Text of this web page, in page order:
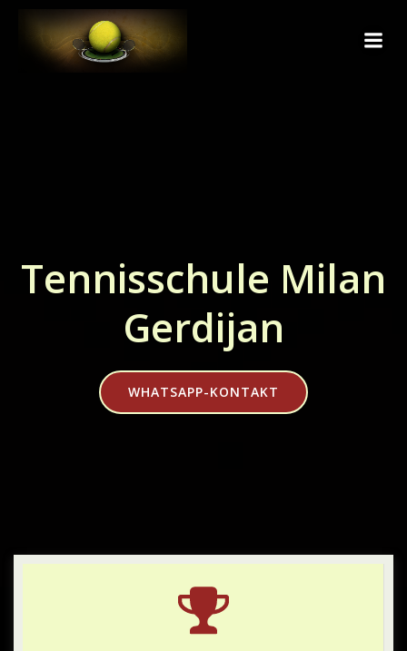
Tennisschule Milan
Gerdijan
WHATSAPP-KONTAKT